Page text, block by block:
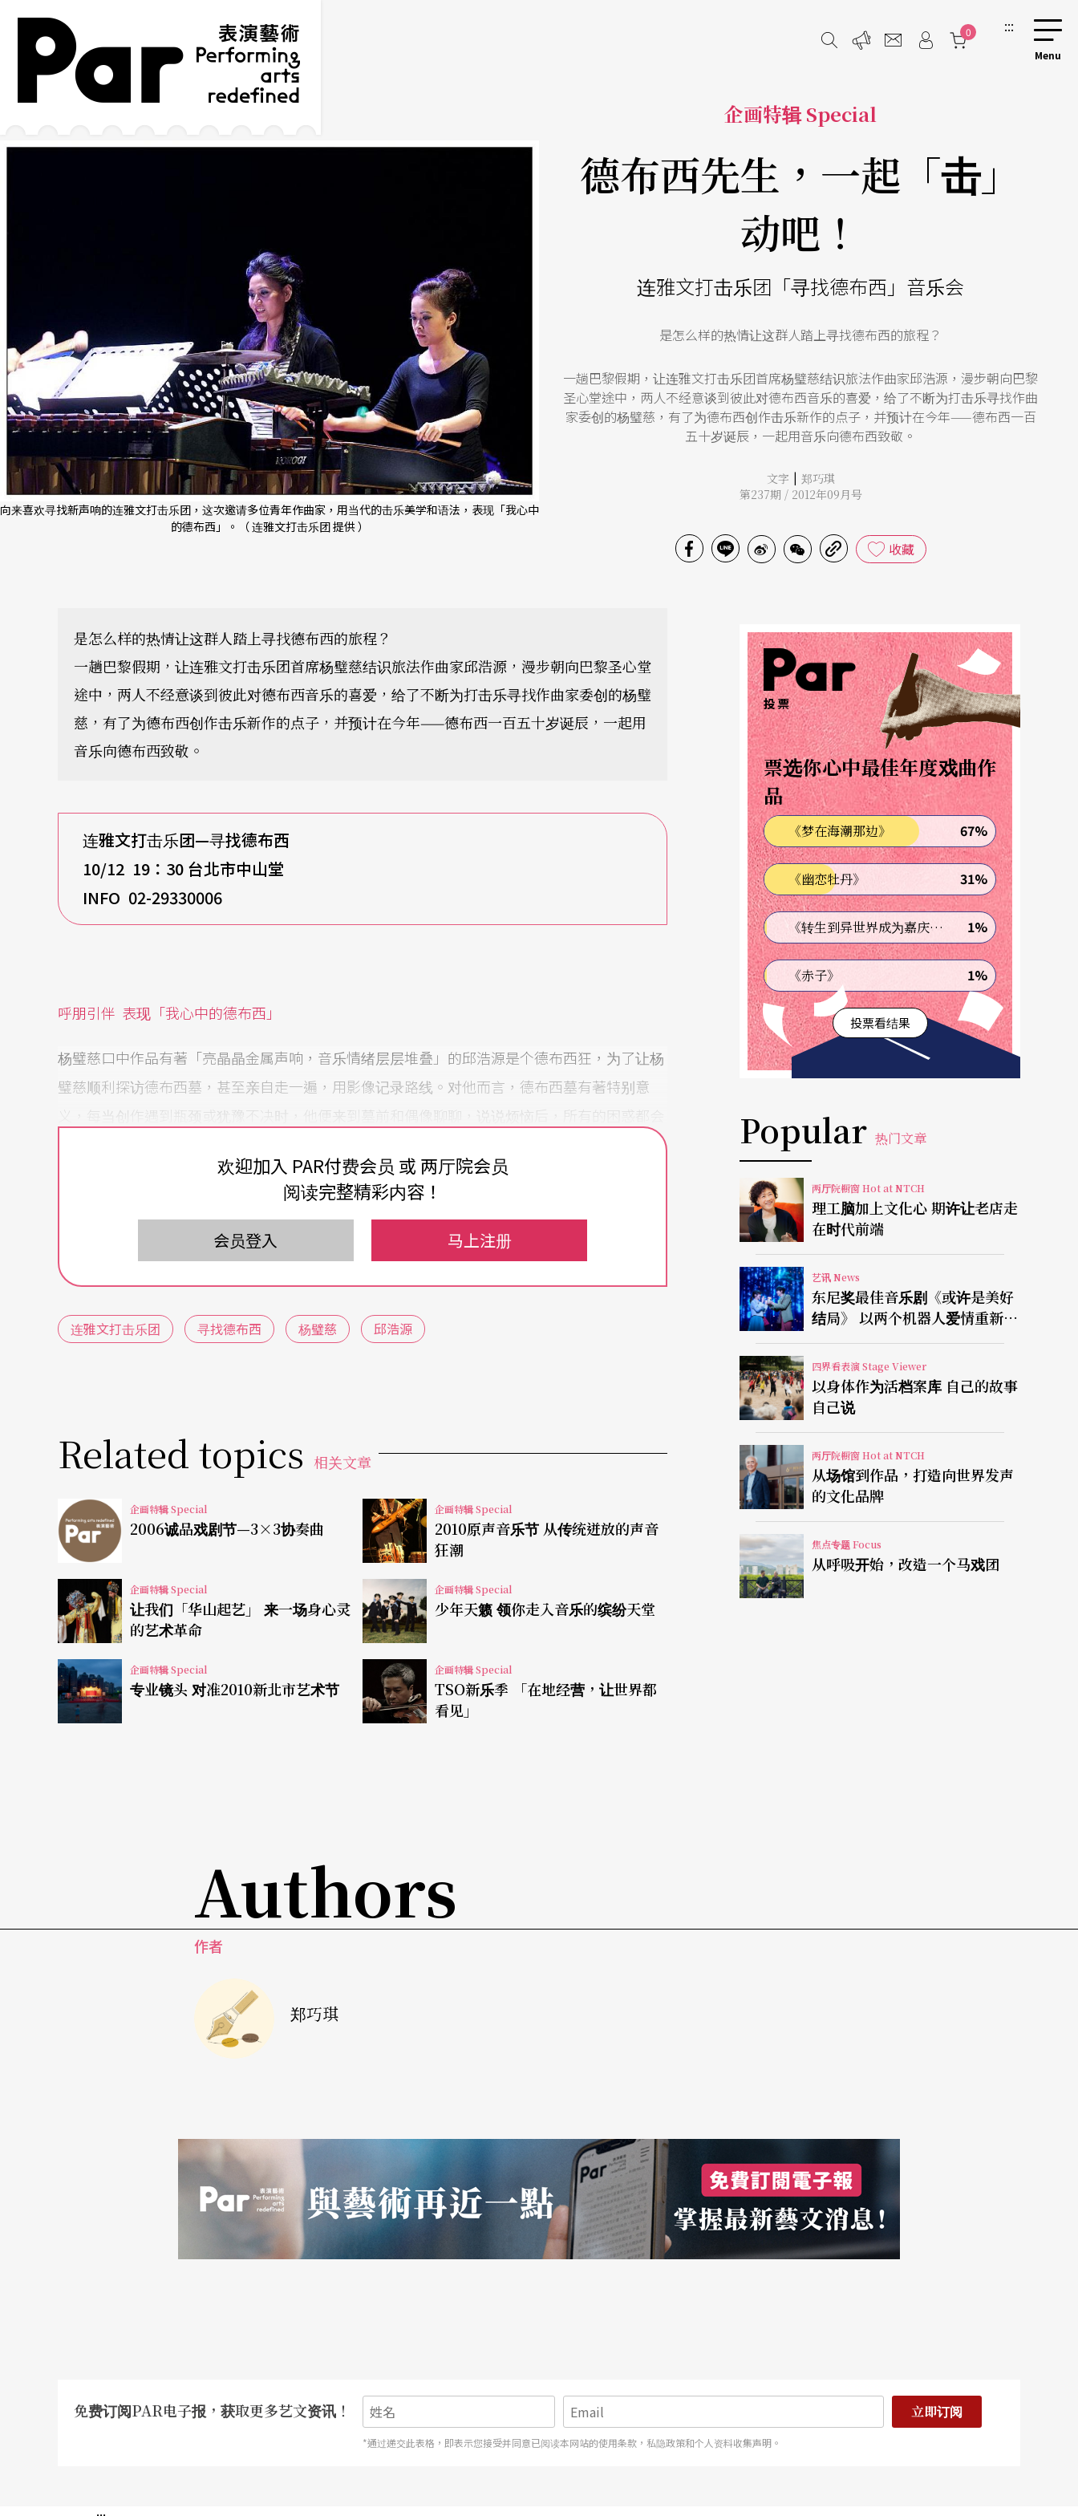
跳到主要内容区块
网站导览
0 :::
向来喜欢寻找新声响的连雅文打击乐团，这次邀请多位青年作曲家，用当代的击乐美学和语法，表现「我心中
的德布西」。（ 连雅文打击乐团 提供 ）
企画特辑 Special
德布西先生，一起「击」
动吧！
连雅文打击乐团「寻找德布西」音乐会
是怎么样的热情让这群人踏上寻找德布西的旅程？
一趟巴黎假期，让连雅文打击乐团首席杨璧慈结识旅法作曲家邱浩源，漫步朝向巴黎
圣心堂途中，两人不经意谈到彼此对德布西音乐的喜爱，给了不断为打击乐寻找作曲
家委创的杨璧慈，有了为德布西创作击乐新作的点子，并预计在今年——德布西一百
五十岁诞辰，一起用音乐向德布西致敬。
文字 | 郑巧琪
第237期 / 2012年09月号
收藏
是怎么样的热情让这群人踏上寻找德布西的旅程？
一趟巴黎假期，让连雅文打击乐团首席杨璧慈结识旅法作曲家邱浩源，漫步朝向巴黎圣心堂
途中，两人不经意谈到彼此对德布西音乐的喜爱，给了不断为打击乐寻找作曲家委创的杨璧
慈，有了为德布西创作击乐新作的点子，并预计在今年——德布西一百五十岁诞辰，一起用
音乐向德布西致敬。
连雅文打击乐团—寻找德布西
10/12 19 ：30 台北市中山堂
INFO 02-29330006
呼朋引伴 表现「我心中的德布西」
杨璧慈口中作品有著「亮晶晶金属声响，音乐情绪层层堆叠」的邱浩源是个德布西狂，为了让杨
璧慈顺利探访德布西墓，甚至亲自走一遍，用影像记录路线。对他而言，德布西墓有著特别意
义，每当创作遇到瓶颈或犹豫不决时，他便来到墓前和偶像聊聊，说说烦恼后，所有的困惑都会
向德布西致敬，并非只是为了呼应今年是德布西年的潮流，乐团创办人连雅文本身也是德布西
迷，「德布西的音乐像水一般自由自在，像香水一样有各式味道，而且很有画面。」连雅文如是
说。并为了表达自己对德布西的敬意，连雅文特别创作《序曲2012》，以鼓乐表达德布西时代独
特的华丽声响，为「寻找德布西」音乐会揭开序幕。
有别于一般向作曲家致敬的方式，在音乐上始终「不安于室」、寻找新声响的连雅文打击乐团，
从巴黎为起点，呼朋引伴，委托邱浩源、张晓峰、官大为、吴宜玲等活跃于欧亚乐坛的台湾青年
爵士、探戈、拉丁 交织德布西作品
吴宜玲、官大为分别将德布西的乐曲纳入作品，编创出具爵士、探戈、拉丁风味的《德布西教我
的事》、《德布西总汇》；而张晓峰因著对德布西与莫内画作的联想，创作了《漫步莱茵河
畔》，名称看似与德布西无关，实则为作曲家于莱茵河畔遥想德布西于塞纳河畔散步时，用他印
象派的眼睛所看到的景色。喜欢大气的杨璧慈，则邀请邱浩源为打击乐创作一首具交响乐规模的
作品，邱浩源以印象派标题大宗的「水」，以及迎接耶稣入城的植物地毯「黄杨」为题创作《黄
杨水华》，拿迎接耶稣入城的植物为题创作，德布西在邱浩源心中的分量可见一斑，他更在作品
中安插了一个梗，以庆祝德布西生日，届时观众可得细细听量！
乐团特别安排由日本作曲家林圭一郎改编自德布西钢琴作品的《月光》，首席杨璧慈大赞作曲家
欢迎加入 PAR付费会员 或 两厅院会员
阅读完整精彩内容！
会员登入 马上注册
连雅文打击乐团 寻找德布西 杨璧慈 邱浩源
Related topics 相关文章
企画特辑 Special
2006诚品戏剧节—3×3协奏曲
企画特辑 Special
2010原声音乐节 从传统迸放的声音
狂潮
企画特辑 Special
让我们「华山起艺」 来一场身心灵
的艺术革命
企画特辑 Special
少年天籁 领你走入音乐的缤纷天堂
企画特辑 Special
专业镜头 对准2010新北市艺术节
企画特辑 Special
TSO新乐季 「在地经营，让世界都
看见」
投票
票选你心中最佳年度戏曲作
品
《梦在海潮那边》 67%
《幽恋牡丹》 31%
《转生到异世界成为嘉庆君—发现我的祖先是诈骗集团!?》 1%
《赤子》 1%
投票看结果
Popular 热门文章
两厅院橱窗 Hot at NTCH
理工脑加上文化心 期许让老店走
在时代前端
艺讯 News
东尼奖最佳音乐剧《或许是美好
结局》 以两个机器人爱情重新凝
视有限人生
四界看表演 Stage Viewer
以身体作为活档案库 自己的故事
自己说
两厅院橱窗 Hot at NTCH
从场馆到作品，打造向世界发声
的文化品牌
焦点专题 Focus
从呼吸开始，改造一个马戏团
Authors
作者
郑巧琪
免费订阅PAR电子报，获取更多艺文资讯！ 立即订阅
*通过递交此表格，即表示您接受并同意已阅读本网站的使用条款，私隐政策和个人资料收集声明。